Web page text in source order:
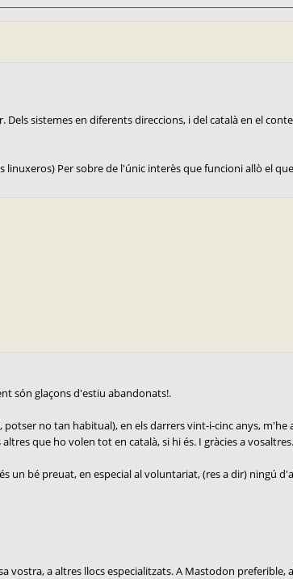
sistemes en diferents direccions, i del català en el
Per sobre de l'únic interès que funcioni allò el
són glaçons d'estiu abandonats!.
no tan habitual), en els darrers vint-i-cinc anys,
que ho volen tot en català, si hi és. I gràcies a
bé preuat, en especial al voluntariat, (res a dir) ningú
vostra, a altres llocs especialitzats. A Mastodon preferible,